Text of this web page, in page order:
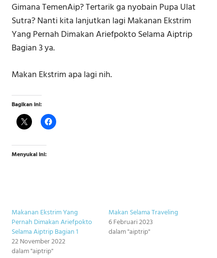
Gimana TemenAip? Tertarik ga nyobain Pupa Ulat
Sutra? Nanti kita lanjutkan lagi Makanan Ekstrim
Yang Pernah Dimakan Ariefpokto Selama Aiptrip
Bagian 3 ya.
Makan Ekstrim apa lagi nih.
Bagikan ini:
Menyukai ini:
Makanan Ekstrim Yang
Pernah Dimakan Ariefpokto
Selama Aiptrip Bagian 1
22 November 2022
dalam "aiptrip"
Makan Selama Traveling
6 Februari 2023
dalam "aiptrip"